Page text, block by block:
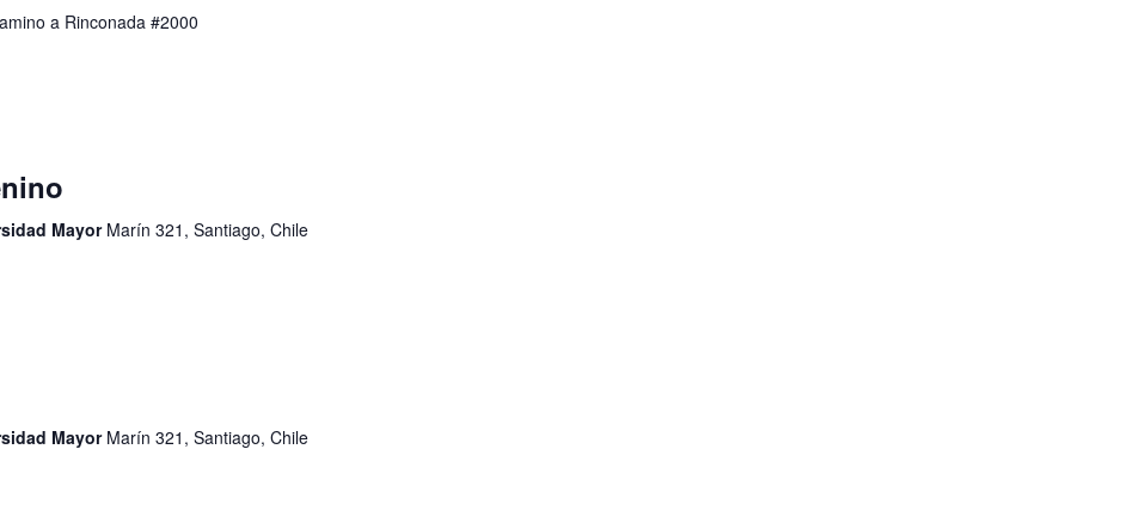
a Rinconada #2000
Mayor Marín 321, Santiago, Chile
Mayor Marín 321, Santiago, Chile